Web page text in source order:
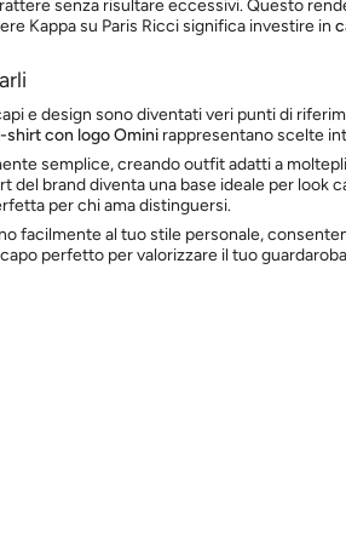
senza risultare eccessivi. Questo
Kappa su Paris Ricci significa investire in
e design sono diventati veri punti di
shirt con logo Omini rappresentano scelte
semplice, creando outfit adatti a
brand diventa una base ideale per look
per chi ama distinguersi.
facilmente al tuo stile personale,
perfetto per valorizzare il tuo